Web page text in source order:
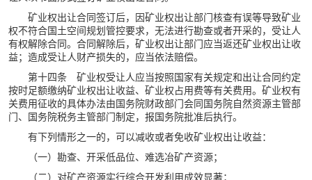
矿业权出让合同签订后，因矿业权出让部门核查有误等导致矿业
权不符合国土空间规划管控要求，无法进行勘查或者开采的，受让人
有权解除合同。合同解除后，矿业权出让部门应当返还矿业权出让收
益；造成受让人财产损失的，应当依法赔偿。
第十四条 矿业权受让人应当按照国家有关规定和出让合同约定
按时足额缴纳矿业权出让收益、矿业权占用费等有关费用。矿业权有
关费用征收的具体办法由国务院财政部门会同国务院自然资源主管部
门、国务院税务主管部门制定，报国务院批准后执行。
有下列情形之一的，可以减收或者免收矿业权出让收益：
（一）勘查、开采低品位、难选冶矿产资源；
（二）对矿产资源实行综合开发利用成效显著；